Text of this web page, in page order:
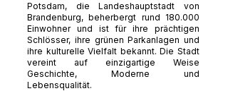
Potsdam, die Landeshauptstadt von
Brandenburg, beherbergt rund 180.000
Einwohner und ist für ihre prächtigen
Schlösser, ihre grünen Parkanlagen und
ihre kulturelle Vielfalt bekannt. Die Stadt
vereint auf einzigartige Weise
Geschichte, Moderne und
Lebensqualität.